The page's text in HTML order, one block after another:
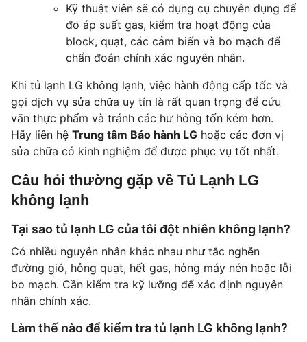
Kỹ thuật viên sẽ có dụng cụ chuyên dụng để
đo áp suất gas, kiểm tra hoạt động của
block, quạt, các cảm biến và bo mạch để
chẩn đoán chính xác nguyên nhân.
Khi tủ lạnh LG không lạnh, việc hành động cấp tốc và
gọi dịch vụ sửa chữa uy tín là rất quan trọng để cứu
vãn thực phẩm và tránh các hư hỏng tốn kém hơn.
Hãy liên hệ Trung tâm Bảo hành LG hoặc các đơn vị
sửa chữa có kinh nghiệm để được phục vụ tốt nhất.
Câu hỏi thường gặp về Tủ Lạnh LG
không lạnh
Tại sao tủ lạnh LG của tôi đột nhiên không lạnh?
Có nhiều nguyên nhân khác nhau như tắc nghẽn
đường gió, hỏng quạt, hết gas, hỏng máy nén hoặc lỗi
bo mạch. Cần kiểm tra kỹ lưỡng để xác định nguyên
nhân chính xác.
Làm thế nào để kiểm tra tủ lạnh LG không lạnh?